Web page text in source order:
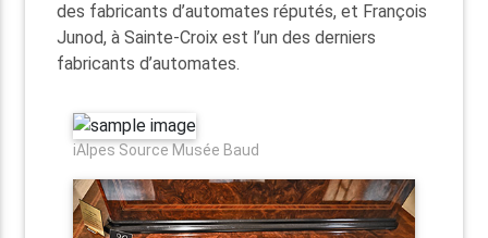
des fabricants d’automates réputés, et François
Junod, à Sainte-Croix est l’un des derniers
fabricants d’automates.
iAlpes Source Musée Baud